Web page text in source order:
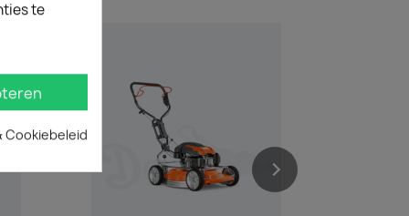
te
Cookiebeleid